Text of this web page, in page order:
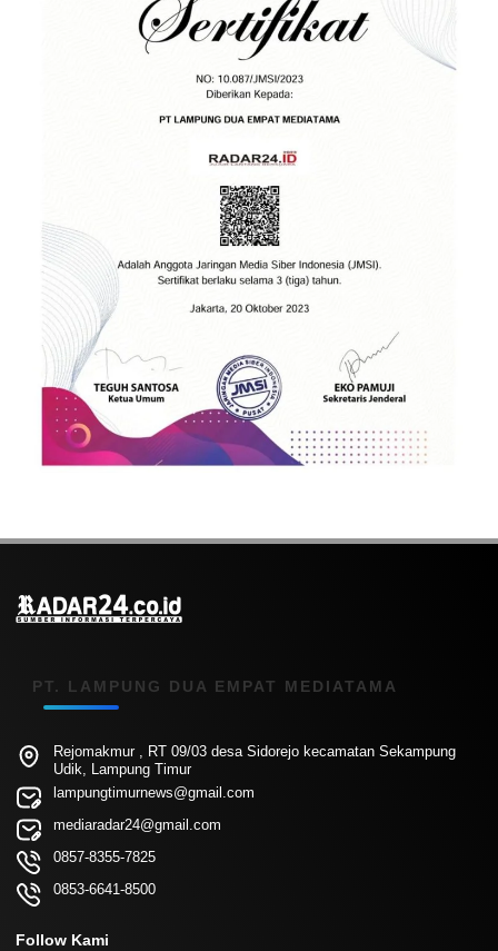
PT. LAMPUNG DUA EMPAT MEDIATAMA
Rejomakmur , RT 09/03 desa Sidorejo kecamatan Sekampung
Udik, Lampung Timur
lampungtimurnews@gmail.com
mediaradar24@gmail.com
0857-8355-7825
0853-6641-8500
Follow Kami